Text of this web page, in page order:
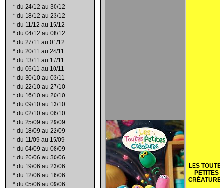
* du 24/12 au 30/12
* du 18/12 au 23/12
* du 11/12 au 15/12
* du 04/12 au 08/12
* du 27/11 au 01/12
* du 20/11 au 24/11
* du 13/11 au 17/11
* du 06/11 au 10/11
* du 30/10 au 03/11
* du 22/10 au 27/10
* du 16/10 au 20/10
* du 09/10 au 13/10
* du 02/10 au 06/10
* du 25/09 au 29/09
* du 18/09 au 22/09
* du 11/09 au 15/09
* du 04/09 au 08/09
* du 26/06 au 30/06
* du 19/06 au 23/06
* du 12/06 au 16/06
* du 05/06 au 09/06
LES
PETITES
CRÉ